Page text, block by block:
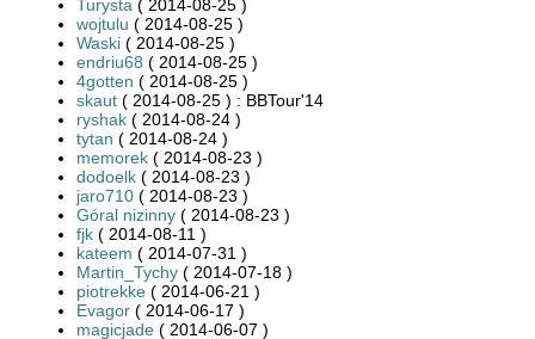
Turysta ( 2014-08-25 )
wojtulu ( 2014-08-25 )
Waski ( 2014-08-25 )
endriu68 ( 2014-08-25 )
4gotten ( 2014-08-25 )
skaut ( 2014-08-25 ) : BBTour'14
ryshak ( 2014-08-24 )
tytan ( 2014-08-24 )
memorek ( 2014-08-23 )
dodoelk ( 2014-08-23 )
jaro710 ( 2014-08-23 )
Góral nizinny ( 2014-08-23 )
fjk ( 2014-08-11 )
kateem ( 2014-07-31 )
Martin_Tychy ( 2014-07-18 )
piotrekke ( 2014-06-21 )
Evagor ( 2014-06-17 )
magicjade ( 2014-06-07 )